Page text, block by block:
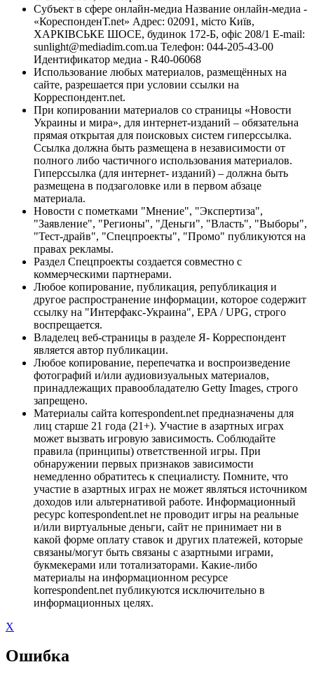
Субъект в сфере онлайн-медиа Название онлайн-медиа -
«КореспонденТ.net» Адрес: 02091, місто Київ,
ХАРКІВСЬКЕ ШОСЕ, будинок 172-Б, офіс 208/1 E-mail:
sunlight@mediadim.com.ua Телефон: 044-205-43-00
Идентификатор медиа - R40-06068
Использование любых материалов, размещённых на
сайте, разрешается при условии ссылки на
Корреспондент.net.
При копировании материалов со страницы «Новости
Украины и мира», для интернет-изданий – обязательна
прямая открытая для поисковых систем гиперссылка.
Ссылка должна быть размещена в независимости от
полного либо частичного использования материалов.
Гиперссылка (для интернет- изданий) – должна быть
размещена в подзаголовке или в первом абзаце
материала.
Новости с пометками "Мнение", "Экспертиза",
"Заявление", "Регионы", "Деньги", "Власть", "Выборы",
"Тест-драйв", "Спецпроекты", "Промо" публикуются на
правах рекламы.
Раздел Спецпроекты создается совместно с
коммерческими партнерами.
Любое копирование, публикация, републикация и
другое распространение информации, которое содержит
ссылку на "Интерфакс-Украина", EPA / UPG, строго
воспрещается.
Владелец веб-страницы в разделе Я- Корреспондент
является автор публикации.
Любое копирование, перепечатка и воспроизведение
фотографий и/или аудиовизуальных материалов,
принадлежащих правообладателю Getty Images, строго
запрещено.
Материалы сайта korrespondent.net предназначены для
лиц старше 21 года (21+). Участие в азартных играх
может вызвать игровую зависимость. Соблюдайте
правила (принципы) ответственной игры. При
обнаружении первых признаков зависимости
немедленно обратитесь к специалисту. Помните, что
участие в азартных играх не может являться источником
доходов или альтернативой работе. Информационный
ресурс korrespondent.net не проводит игры на реальные
и/или виртуальные деньги, сайт не принимает ни в
какой форме оплату ставок и других платежей, которые
связаны/могут быть связаны с азартными играми,
букмекерами или тотализаторами. Какие-либо
материалы на информационном ресурсе
korrespondent.net публикуются исключительно в
информационных целях.
X
Ошибка